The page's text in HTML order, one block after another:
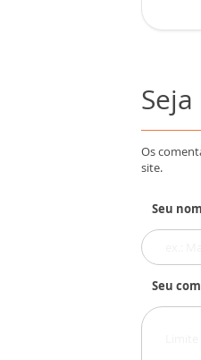
Os
site.
Seu
Seu